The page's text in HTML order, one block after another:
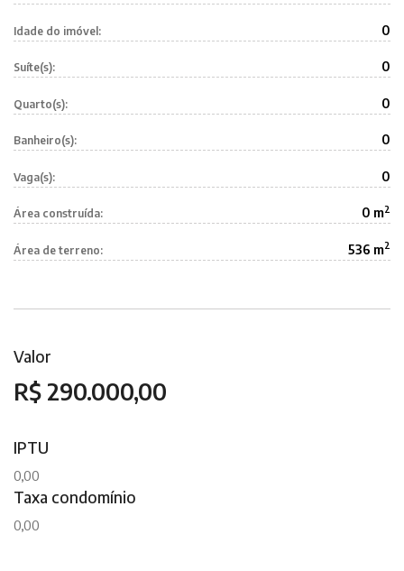
Idade do imóvel: 0
Suíte(s): 0
Quarto(s): 0
Banheiro(s): 0
Vaga(s): 0
Área construída: 0 m2
Área de terreno: 536 m2
Valor
R$ 290.000,00
IPTU
0,00
Taxa condomínio
0,00